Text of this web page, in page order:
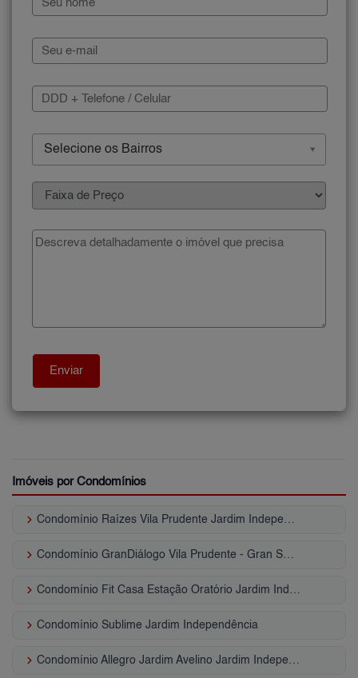
Selecione os Bairros
Imóveis por Condomínios
keyboard_arrow_right
keyboard_arrow_right
keyboard_arrow_right
keyboard_arrow_right Condomínio Sublime Jardim Independência
keyboard_arrow_right